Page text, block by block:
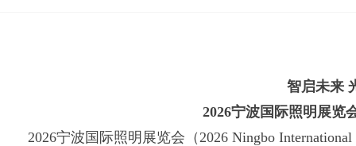
智启未来
2026宁波国际照明展览
2026宁波国际照明展览会（2026 Ningbo